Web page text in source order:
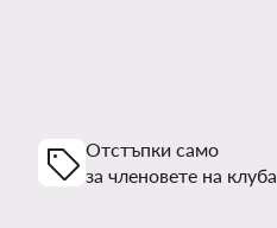
Отстъпки само
за членовете на клуба